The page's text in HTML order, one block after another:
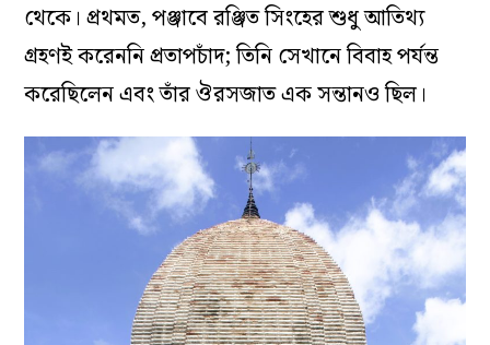
থেকে। প্রথমত, পঞ্জাবে রঞ্জিত সিংহের শুধু আতিথ্য
গ্রহণই করেননি প্রতাপচাঁদ; তিনি সেখানে বিবাহ পর্যন্ত
করেছিলেন এবং তাঁর ঔরসজাত এক সন্তানও ছিল।